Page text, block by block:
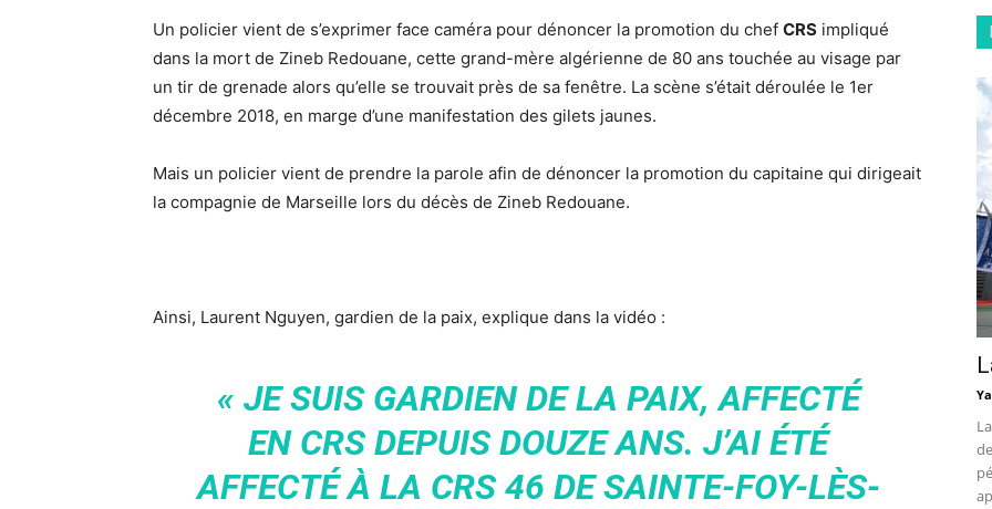
Un policier vient de s’exprimer face caméra pour dénoncer la promotion du chef CRS impliqué
dans la mort de Zineb Redouane, cette grand-mère algérienne de 80 ans touchée au visage par
un tir de grenade alors qu’elle se trouvait près de sa fenêtre. La scène s’était déroulée le 1er
décembre 2018, en marge d’une manifestation des gilets jaunes.
Mais un policier vient de prendre la parole afin de dénoncer la promotion du capitaine qui dirigeait
la compagnie de Marseille lors du décès de Zineb Redouane.
Ainsi, Laurent Nguyen, gardien de la paix, explique dans la vidéo :
« JE SUIS GARDIEN DE LA PAIX, AFFECTÉ
EN CRS DEPUIS DOUZE ANS. J’AI ÉTÉ
AFFECTÉ À LA CRS 46 DE SAINTE-FOY-LÈS-